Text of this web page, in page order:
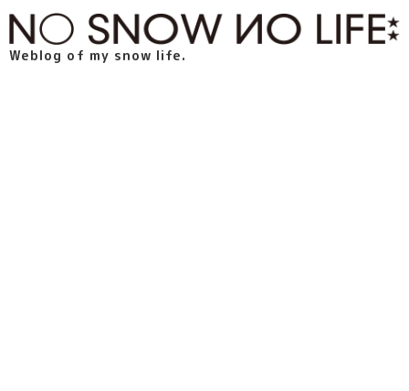
Weblog of my snow life.